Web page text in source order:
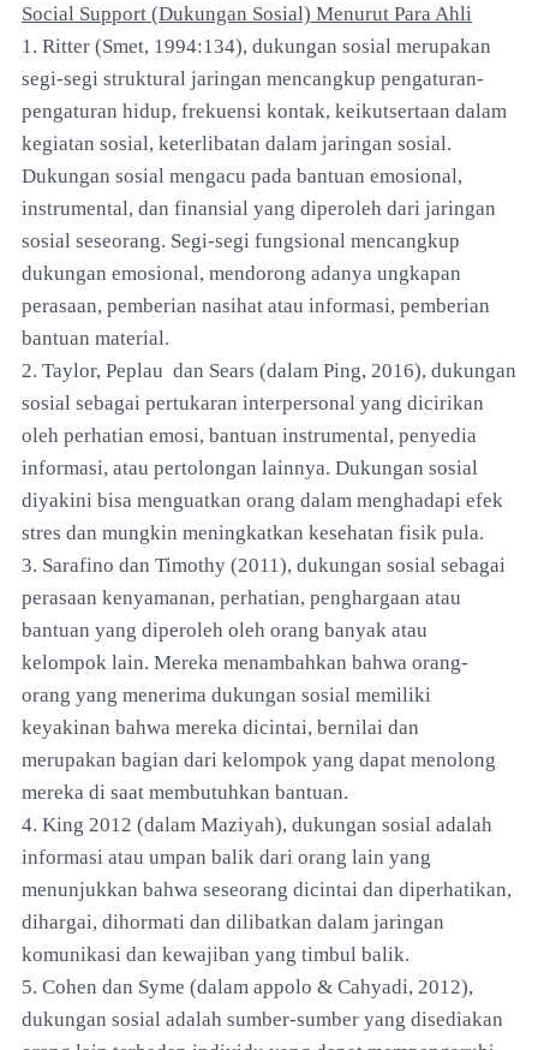
Social Support (Dukungan Sosial) Menurut Para Ahli
1. Ritter (Smet, 1994:134), dukungan sosial merupakan
segi-segi struktural jaringan mencangkup pengaturan-
pengaturan hidup, frekuensi kontak, keikutsertaan dalam
kegiatan sosial, keterlibatan dalam jaringan sosial.
Dukungan sosial mengacu pada bantuan emosional,
instrumental, dan finansial yang diperoleh dari jaringan
sosial seseorang. Segi-segi fungsional mencangkup
dukungan emosional, mendorong adanya ungkapan
perasaan, pemberian nasihat atau informasi, pemberian
bantuan material.
2. Taylor, Peplau dan Sears (dalam Ping, 2016), dukungan
sosial sebagai pertukaran interpersonal yang dicirikan
oleh perhatian emosi, bantuan instrumental, penyedia
informasi, atau pertolongan lainnya. Dukungan sosial
diyakini bisa menguatkan orang dalam menghadapi efek
stres dan mungkin meningkatkan kesehatan fisik pula.
3. Sarafino dan Timothy (2011), dukungan sosial sebagai
perasaan kenyamanan, perhatian, penghargaan atau
bantuan yang diperoleh oleh orang banyak atau
kelompok lain. Mereka menambahkan bahwa orang-
orang yang menerima dukungan sosial memiliki
keyakinan bahwa mereka dicintai, bernilai dan
merupakan bagian dari kelompok yang dapat menolong
mereka di saat membutuhkan bantuan.
4. King 2012 (dalam Maziyah), dukungan sosial adalah
informasi atau umpan balik dari orang lain yang
menunjukkan bahwa seseorang dicintai dan diperhatikan,
dihargai, dihormati dan dilibatkan dalam jaringan
komunikasi dan kewajiban yang timbul balik.
5. Cohen dan Syme (dalam appolo & Cahyadi, 2012),
dukungan sosial adalah sumber-sumber yang disediakan